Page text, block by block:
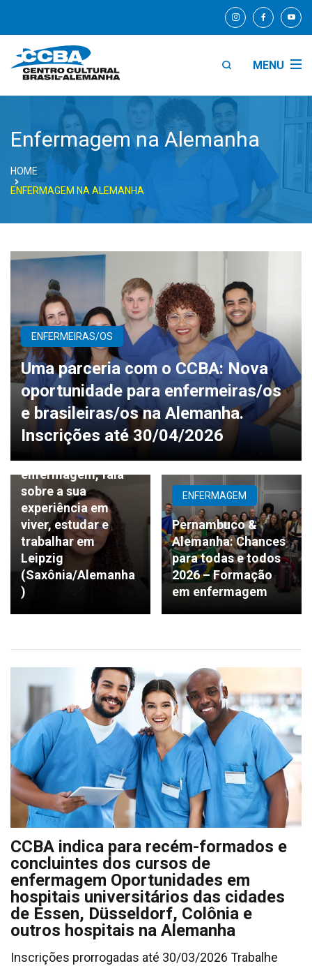
MENU
Enfermagem na Alemanha
HOME
ENFERMAGEM NA ALEMANHA
ENFERMEIRAS/OS
Uma parceria com o CCBA: Nova
oportunidade para enfermeiras/os
e brasileiras/os na Alemanha.
Inscrições até 30/04/2026
ENFERMAGEM
Estudante de
enfermagem, fala
sobre a sua
experiência em
viver, estudar e
trabalhar em
Leipzig
(Saxônia/Alemanha
)
ENFERMAGEM
Pernambuco &
Alemanha: Chances
para todas e todos
2026 – Formação
em enfermagem
CCBA indica para recém-formados e
concluintes dos cursos de
enfermagem Oportunidades em
hospitais universitários das cidades
de Essen, Düsseldorf, Colônia e
outros hospitais na Alemanha
Inscrições prorrogadas até 30/03/2026 Trabalhe